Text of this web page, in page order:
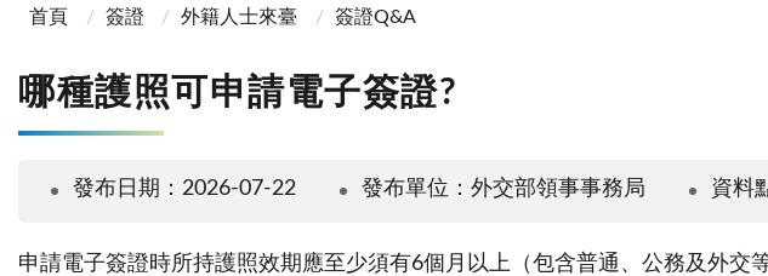
首頁 簽證 外籍人士來臺 簽證Q&A
哪種護照可申請電子簽證?
發布日期：2026-07-22 發布單位：外交部領事事務局 資料
申請電子簽證時所持護照效期應至少須有6個月以上（包含普通、公務及外交